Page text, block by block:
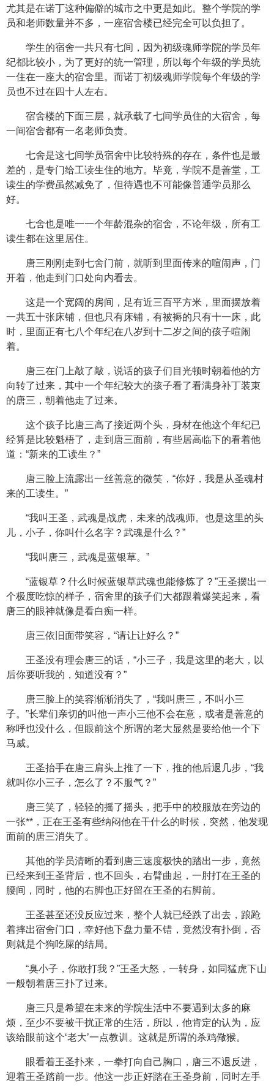
尤其是在诺丁这种偏僻的城市之中更是如此。整个学院的学
员和老师数量并不多，一座宿舍楼已经完全可以负担了。
学生的宿舍一共只有七间，因为初级魂师学院的学员年
纪都比较小，为了更好的统一管理，所以每个年级的学员统
一住在一座大的宿舍里。而诺丁初级魂师学院每个年级的学
员也不过在四十人左右。
宿舍楼的下面三层，就承载了七间学员住的大宿舍，每
一间宿舍都有一名老师负责。
七舍是这七间学员宿舍中比较特殊的存在，条件也是最
差的，是专门给工读生住的地方。毕竟，学院不是善堂，工
读生的学费虽然减免了，但待遇也不可能像普通学员那么
好。
七舍也是唯一一个年龄混杂的宿舍，不论年级，所有工
读生都在这里居住。
唐三刚刚走到七舍门前，就听到里面传来的喧闹声，门
开着，他走到门口处向内看去。
这是一个宽阔的房间，足有近三百平方米，里面摆放着
一共五十张床铺，但也只有床铺，有被褥的只有十一床，此
时，里面正有七八个年纪在八岁到十二岁之间的孩子喧闹
着。
唐三在门上敲了敲，说话的孩子们目光顿时朝着他的方
向转了过来，其中一个年纪较大的孩子看了看满身补丁装束
的唐三，朝着他走了过来。
这个孩子比唐三高了接近两个头，身材在他这个年纪已
经算是比较魁梧了，走到唐三面前，有些居高临下的看着他
道：“新来的工读生？”
唐三脸上流露出一丝善意的微笑，“你好，我是从圣魂村
来的工读生。”
“我叫王圣，武魂是战虎，未来的战魂师。也是这里的头
儿，小子，你叫什么名字？武魂是什么？”
“我叫唐三，武魂是蓝银草。”
“蓝银草？什么时候蓝银草武魂也能修炼了？”王圣摆出一
个极度吃惊的样子，宿舍里的孩子们大都跟着爆笑起来，看
唐三的眼神就像是看白痴一样。
唐三依旧面带笑容，“请让让好么？”
王圣没有理会唐三的话，“小三子，我是这里的老大，以
后你要听我的，知道没有？”
唐三脸上的笑容渐渐消失了，“我叫唐三，不叫小三
子。”长辈们亲切的叫他一声小三他不会在意，或者是善意的
称呼也没什么，但眼前这个所谓的老大显然是要给他一个下
马威。
王圣抬手在唐三肩头上推了一下，推的他后退几步，“我
就叫你小三子，怎么了？不服气？”
唐三笑了，轻轻的摇了摇头，把手中的校服放在旁边的
一张**，正在王圣有些纳闷他在干什么的时候，突然，他发现
面前的唐三消失了。
其他的学员清晰的看到唐三速度极快的踏出一步，竟然
已经来到王圣背后，也不回头，右臂曲起，一肘打在王圣的
腰间，同时，他的右脚也正好留在王圣的右脚前。
王圣甚至还没反应过来，整个人就已经跌了出去，踉跄
着摔出宿舍门口，幸好他下盘力量不错，竟然没有扑倒，否
则就是个狗吃屎的结局。
“臭小子，你敢打我？”王圣大怒，一转身，如同猛虎下山
一般朝着唐三扑了过来。
唐三只是希望在未来的学院生活中不要遇到太多的麻
烦，至少不要被干扰正常的生活，所以，他肯定的认为，应
该给眼前这个‘老大’一点教训。这就是所谓的杀鸡儆猴。
眼看着王圣扑来，一拳打向自己胸口，唐三不退反进，
迎着王圣踏前一步。他这一步正好踏在王圣身前，同时左手